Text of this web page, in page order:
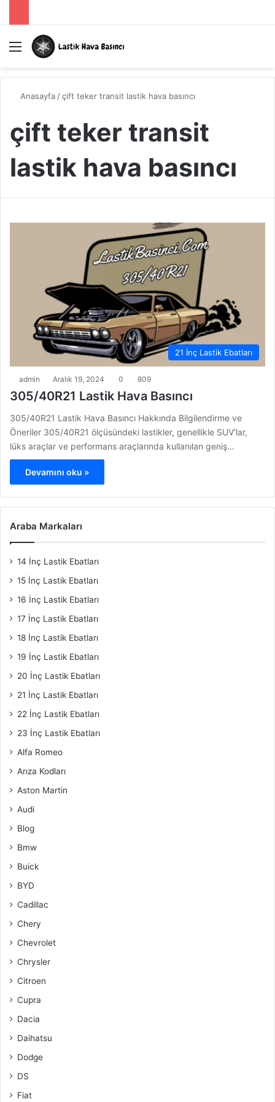
Menü
Anasayfa /çift teker transit lastik hava basıncı
çift teker transit
lastik hava basıncı
21 İnç Lastik Ebatları
admin Aralık 19, 2024 0 809
305/40R21 Lastik Hava Basıncı
305/40R21 Lastik Hava Basıncı Hakkında Bilgilendirme ve
Öneriler 305/40R21 ölçüsündeki lastikler, genellikle SUV’lar,
lüks araçlar ve performans araçlarında kullanılan geniş…
Devamını oku »
Araba Markaları
14 İnç Lastik Ebatları
15 İnç Lastik Ebatları
16 İnç Lastik Ebatları
17 İnç Lastik Ebatları
18 İnç Lastik Ebatları
19 İnç Lastik Ebatları
20 İnç Lastik Ebatları
21 İnç Lastik Ebatları
22 İnç Lastik Ebatları
23 İnç Lastik Ebatları
Alfa Romeo
Arıza Kodları
Aston Martin
Audi
Blog
Bmw
Buick
BYD
Cadillac
Chery
Chevrolet
Chrysler
Citroen
Cupra
Dacia
Daihatsu
Dodge
DS
Fiat